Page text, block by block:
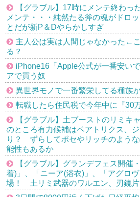
【グラブル】17時にメンテ終わっ
メンテ・・・純然たる斧の魂がドロ
とだが新P＆Dやらかしすぎ
主人公は実は人間じゃなかった←
る？
iPhone16「Apple公式が一番安い
アで買う奴
異世界モノで一番繁栄してる種族
転職したら住民税で今年中に『30
【グラブル】土ブーストのリミキ
のところ有力候補はベアトリクス、
り？ ずらしてポセやリッチのよう
能性もあるか
【グラブル】グランデフェス開催
着)」、「ニーア(浴衣)」、「アグロ
場！ 土リミ武器のワルエン、刃鏡